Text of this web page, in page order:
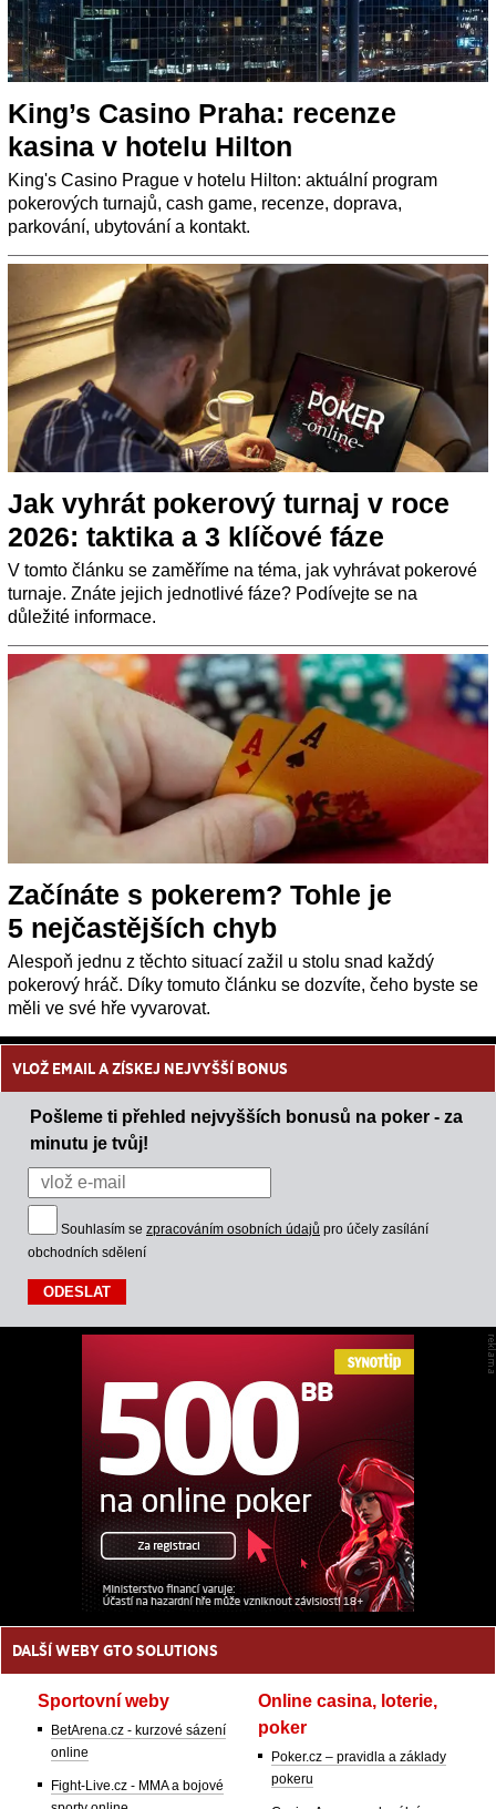
King’s Casino Praha: recenze
kasina v hotelu Hilton
King's Casino Prague v hotelu Hilton: aktuální program
pokerových turnajů, cash game, recenze, doprava,
parkování, ubytování a kontakt.
Jak vyhrát pokerový turnaj v roce
2026: taktika a 3 klíčové fáze
V tomto článku se zaměříme na téma, jak vyhrávat pokerové
turnaje. Znáte jejich jednotlivé fáze? Podívejte se na
důležité informace.
Začínáte s pokerem? Tohle je
5 nejčastějších chyb
Alespoň jednu z těchto situací zažil u stolu snad každý
pokerový hráč. Díky tomuto článku se dozvíte, čeho byste se
měli ve své hře vyvarovat.
VLOŽ EMAIL A ZÍSKEJ NEJVYŠŠÍ BONUS
Pošleme ti přehled nejvyšších bonusů na poker - za
minutu je tvůj!
Souhlasím se zpracováním osobních údajů pro účely zasílání
obchodních sdělení
DALŠÍ WEBY GTO SOLUTIONS
Sportovní weby
BetArena.cz - kurzové sázení
online
Fight-Live.cz - MMA a bojové
Online casina, loterie,
poker
Poker.cz – pravidla a základy
pokeru